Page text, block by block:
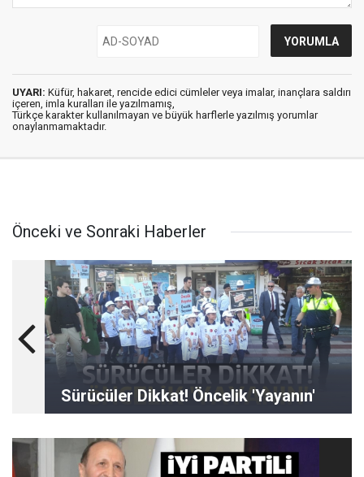
UYARI: Küfür, hakaret, rencide edici cümleler veya imalar, inançlara saldırı
içeren, imla kuralları ile yazılmamış,
Türkçe karakter kullanılmayan ve büyük harflerle yazılmış yorumlar
onaylanmamaktadır.
Önceki ve Sonraki Haberler
Sürücüler Dikkat! Öncelik 'Yayanın'